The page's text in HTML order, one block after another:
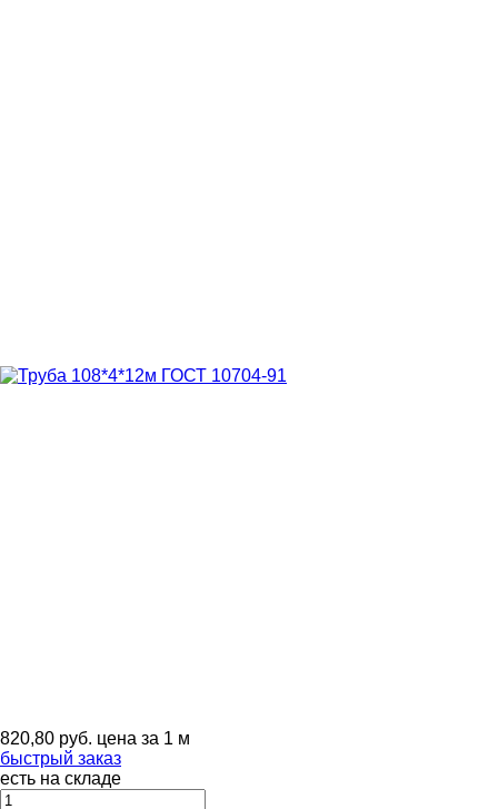
820,80 руб. цена за 1 м
быстрый заказ
есть на складе